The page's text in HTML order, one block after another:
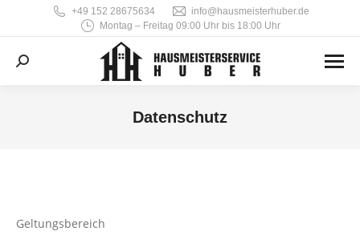
‭+49 152 28675634‬
info@hausmeisterhuber.de
Montag – Freitag 09:00 Uhr bis 18:00 Uhr
Search:
Datenschutz
Geltungsbereich